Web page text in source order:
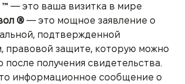
— это ваша визитка в мире
® — это мощное заявление о
подтвержденной
правовой защите, которую можно
после получения свидетельства.
информационное сообщение о